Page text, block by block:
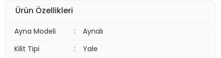
Ürün Özellikleri
Ayna Modeli :
Aynalı
Kilit Tipi
: Yale